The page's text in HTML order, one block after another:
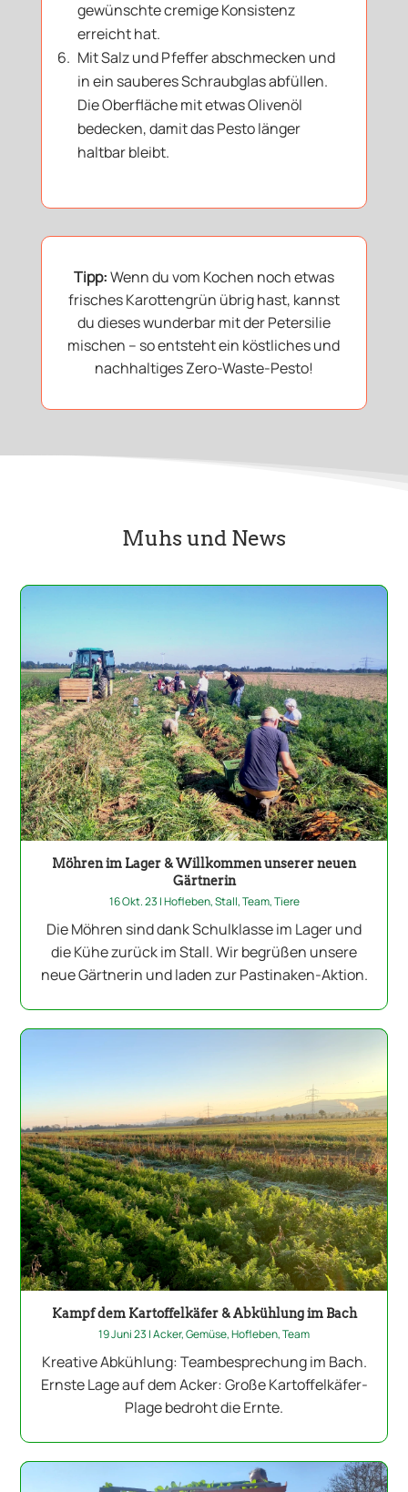
gewünschte cremige Konsistenz
erreicht hat.
Mit Salz und Pfeffer abschmecken und
in ein sauberes Schraubglas abfüllen.
Die Oberfläche mit etwas Olivenöl
bedecken, damit das Pesto länger
haltbar bleibt.
Tipp:Wenn du vom Kochen noch etwas
frisches Karottengrün übrig hast, kannst
du dieses wunderbar mit der Petersilie
mischen – so entsteht ein köstliches und
nachhaltiges Zero-Waste-Pesto!
Muhs und News
Möhren im Lager & Willkommen unserer neuen
Gärtnerin
16 Okt. 23 |Hofleben,Stall,Team,Tiere
Die Möhren sind dank Schulklasse im Lager und
die Kühe zurück im Stall. Wir begrüßen unsere
neue Gärtnerin und laden zur Pastinaken-Aktion.
Kampf dem Kartoffelkäfer & Abkühlung im Bach
19 Juni 23 |Acker,Gemüse,Hofleben,Team
Kreative Abkühlung: Teambesprechung im Bach.
Ernste Lage auf dem Acker: Große Kartoffelkäfer-
Plage bedroht die Ernte.